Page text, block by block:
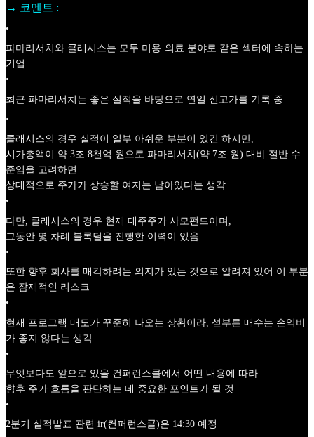
→ 코멘트 :
•
파마리서치와 클래시스는 모두 미용·의료 분야로 같은 섹터에 속하는
기업
•
최근 파마리서치는 좋은 실적을 바탕으로 연일 신고가를 기록 중
•
클래시스의 경우 실적이 일부 아쉬운 부분이 있긴 하지만,
시가총액이 약 3조 8천억 원으로 파마리서치(약 7조 원) 대비 절반 수
준임을 고려하면
상대적으로 주가가 상승할 여지는 남아있다는 생각
•
다만, 클래시스의 경우 현재 대주주가 사모펀드이며,
그동안 몇 차례 블록딜을 진행한 이력이 있음
•
또한 향후 회사를 매각하려는 의지가 있는 것으로 알려져 있어 이 부분
은 잠재적인 리스크
•
현재 프로그램 매도가 꾸준히 나오는 상황이라, 섣부른 매수는 손익비
가 좋지 않다는 생각.
•
무엇보다도 앞으로 있을 컨퍼런스콜에서 어떤 내용에 따라
향후 주가 흐름을 판단하는 데 중요한 포인트가 될 것
•
2분기 실적발표 관련 ir(컨퍼런스콜)은 14:30 예정